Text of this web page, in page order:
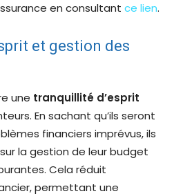
en consultant ce lien.
et gestion des
une tranquillité d’esprit
En sachant qu’ils seront
financiers imprévus, ils
la gestion de leur budget
Cela réduit
permettant une